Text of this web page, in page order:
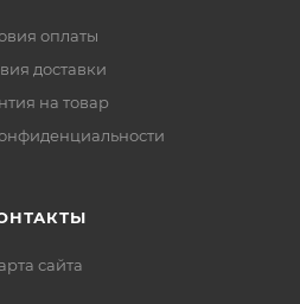
оплаты
доставки
на товар
сайта